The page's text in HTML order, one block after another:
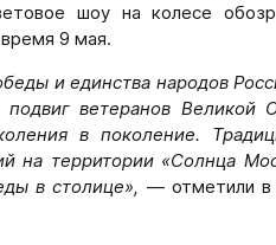
шоу на колесе
9 мая.
и единства народов
ветеранов Великой
в поколение.
на территории «Солнца
в столице», — отметили в